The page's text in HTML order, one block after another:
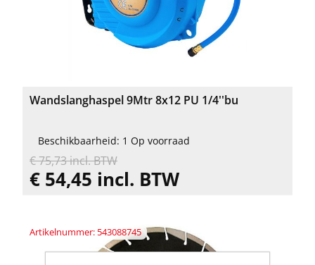
Wandslanghaspel 9Mtr 8x12 PU 1/4''bu
Beschikbaarheid: 1 Op voorraad
€ 75,73 incl. BTW
€ 54,45 incl. BTW
Artikelnummer: 543088745